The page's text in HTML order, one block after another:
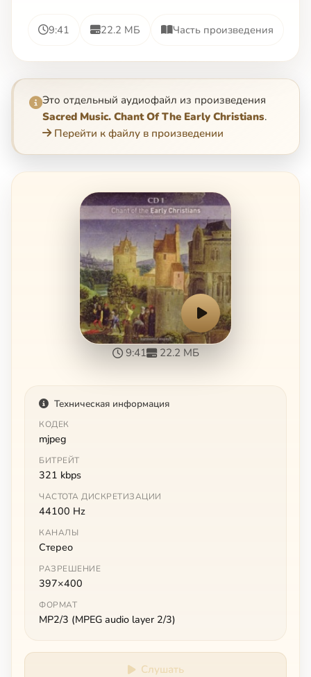
9:41 22.2 МБ Часть произведения
Это отдельный аудиофайл из произведения
Sacred Music. Chant Of The Early Christians.
Перейти к файлу в произведении
9:41 22.2 МБ
Техническая информация
КОДЕК
mjpeg
БИТРЕЙТ
321 kbps
ЧАСТОТА ДИСКРЕТИЗАЦИИ
44100 Hz
КАНАЛЫ
Стерео
РАЗРЕШЕНИЕ
397×400
ФОРМАТ
MP2/3 (MPEG audio layer 2/3)
Слушать